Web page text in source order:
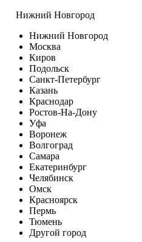
Нижний Новгород
Нижний Новгород
Москва
Киров
Подольск
Санкт-Петербург
Казань
Краснодар
Ростов-На-Дону
Уфа
Воронеж
Волгоград
Самара
Екатеринбург
Челябинск
Омск
Красноярск
Пермь
Тюмень
Другой город